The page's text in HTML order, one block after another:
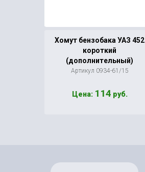
Хомут бензобака УАЗ 452
короткий
(дополнительный)
Артикул 0934-61/15
Цена: 114 руб.